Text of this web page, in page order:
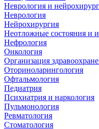
Неврология и
Неврология
Нейрохирургия
Неотложные состояния и
Нефрология
Онкология
Организация
Оториноларингология
Офтальмология
Педиатрия
Психиатрия и наркология
Пульмонология
Ревматология
Стоматология